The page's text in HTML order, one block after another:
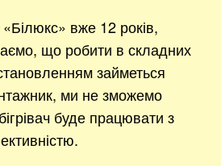
вже 12 років,
що робити в складних
займеться
ми не зможемо
буде працювати з